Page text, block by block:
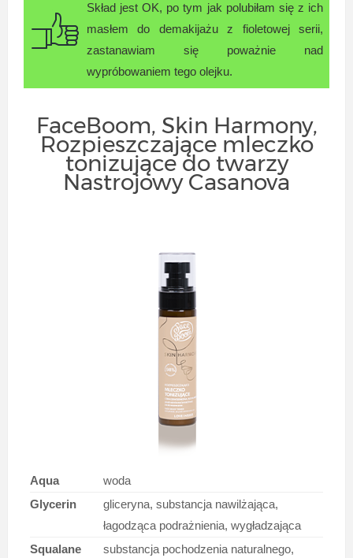
Skład jest OK, po tym jak polubiłam się z ich
masłem do demakijażu z fioletowej serii,
zastanawiam się poważnie nad
wypróbowaniem tego olejku.
FaceBoom, Skin Harmony,
Rozpieszczające mleczko
tonizujące do twarzy
Nastrojowy Casanova
Aqua
woda
Glycerin
gliceryna, substancja nawilżająca,
łagodząca podrażnienia, wygładzająca
Squalane
substancja pochodzenia naturalnego,